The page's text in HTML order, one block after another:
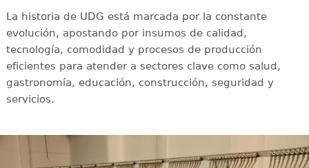
La historia de UDG está marcada por la constante
evolución, apostando por insumos de calidad,
tecnología, comodidad y procesos de producción
eficientes para atender a sectores clave como salud,
gastronomía, educación, construcción, seguridad y
servicios.